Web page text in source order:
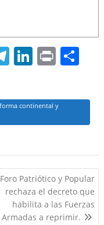
T
e
gr
a
m
Li
k
e
dI
n
Pr
t ar
continental y
Patriótico y Popular
rechaza el decreto que
habilita a las Fuerzas
Armadas a reprimir.